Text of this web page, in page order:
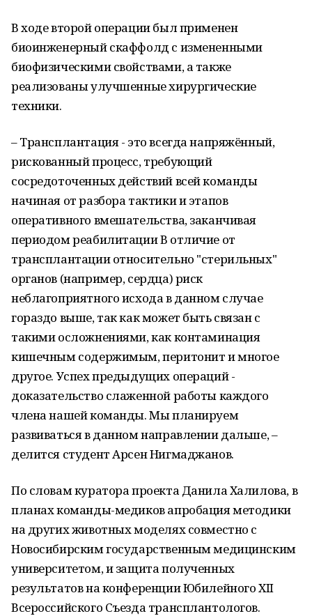
В ходе второй операции был применен
биоинженерный скаффолд с измененными
биофизическими свойствами, а также
реализованы улучшенные хирургические
техники.
– Трансплантация - это всегда напряжённый,
рискованный процесс, требующий
сосредоточенных действий всей команды
начиная от разбора тактики и этапов
оперативного вмешательства, заканчивая
периодом реабилитации В отличие от
трансплантации относительно "стерильных"
органов (например, сердца) риск
неблагоприятного исхода в данном случае
гораздо выше, так как может быть связан с
такими осложнениями, как контаминация
кишечным содержимым, перитонит и многое
другое. Успех предыдущих операций -
доказательство слаженной работы каждого
члена нашей команды. Мы планируем
развиваться в данном направлении дальше, –
делится студент Арсен Нигмаджанов.
По словам куратора проекта Данила Халилова, в
планах команды-медиков апробация методики
на других животных моделях совместно с
Новосибирским государственным медицинским
университетом, и защита полученных
результатов на конференции Юбилейного XII
Всероссийского Съезда трансплантологов.